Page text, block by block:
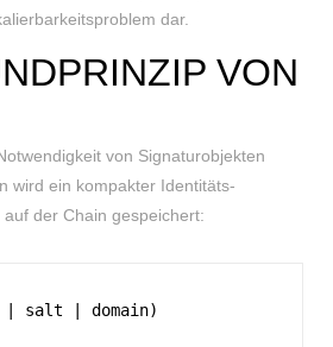
dar.
VON
von Signaturobjekten
wird ein kompakter Identitäts-
der Chain gespeichert:
| salt | domain)